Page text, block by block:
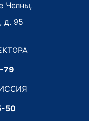
Челны,
д. 95
79
50